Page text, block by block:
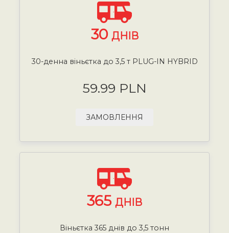
30 ДНІВ
30-денна віньєтка до 3,5 т PLUG-IN HYBRID
59.99 PLN
ЗАМОВЛЕННЯ
365 ДНІВ
Віньєтка 365 днів до 3,5 тонн